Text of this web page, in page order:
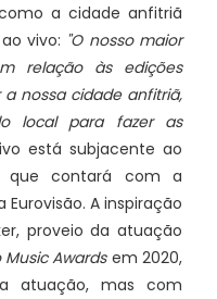
a cidade anfitriã
vivo: "O nosso maior
relação às edições
nossa cidade anfitriã,
local para fazer as
está subjacente ao
que contará com a
A inspiração
proveio da atuação
Music Awards em 2020,
atuação, mas com